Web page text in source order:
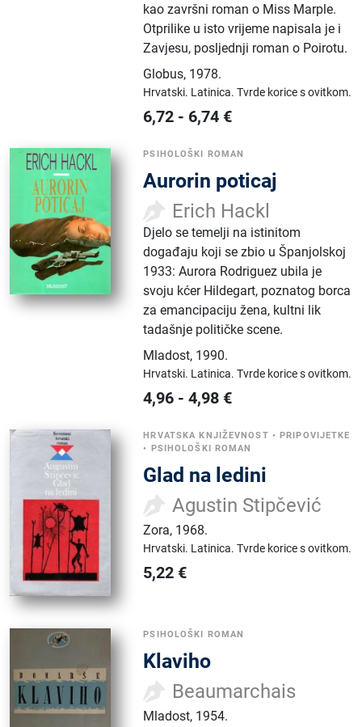
kao završni roman o Miss Marple.
Otprilike u isto vrijeme napisala je i
Zavjesu, posljednji roman o Poirotu.
Globus, 1978.
Hrvatski. Latinica.Tvrde korice s ovitkom.
6,72 - 6,74 €
PSIHOLOŠKI ROMAN
Aurorin poticaj
Erich Hackl
Djelo se temelji na istinitom
događaju koji se zbio u Španjolskoj
1933: Aurora Rodriguez ubila je
svoju kćer Hildegart, poznatog borca
za emancipaciju žena, kultni lik
tadašnje političke scene.
Mladost, 1990.
Hrvatski. Latinica.Tvrde korice s ovitkom.
4,96 -4,98 €
HRVATSKA KNJIŽEVNOST •PRIPOVIJETKE
• PSIHOLOŠKI ROMAN
Glad na ledini
Agustin Stipčević
Zora, 1968.
Hrvatski. Latinica.Tvrde korice s ovitkom.
5,22 €
PSIHOLOŠKI ROMAN
Klaviho
Beaumarchais
Mladost, 1954.